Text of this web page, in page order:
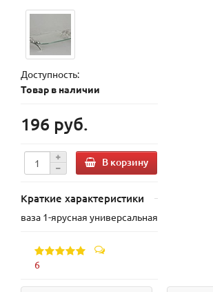
Доступность:
Товар в наличии
196 руб.
В корзину
Краткие характеристики
ваза 1-ярусная универсальная
6